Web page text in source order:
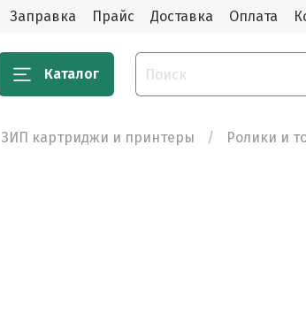
Заправка Прайс Доставка Оплата
Каталог
ЗИП картриджи и принтеры Ролики и